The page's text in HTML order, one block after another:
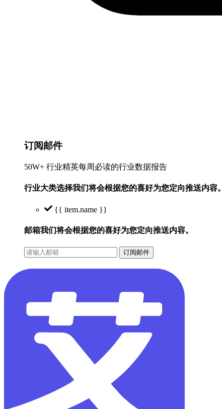
订阅邮件
50W+ 行业精英每周必读的行业数据报告
行业大类选择我们将会根据您的喜好为您定向推送内容。
{{ item.name }}
邮箱我们将会根据您的喜好为您定向推送内容。
订阅邮件